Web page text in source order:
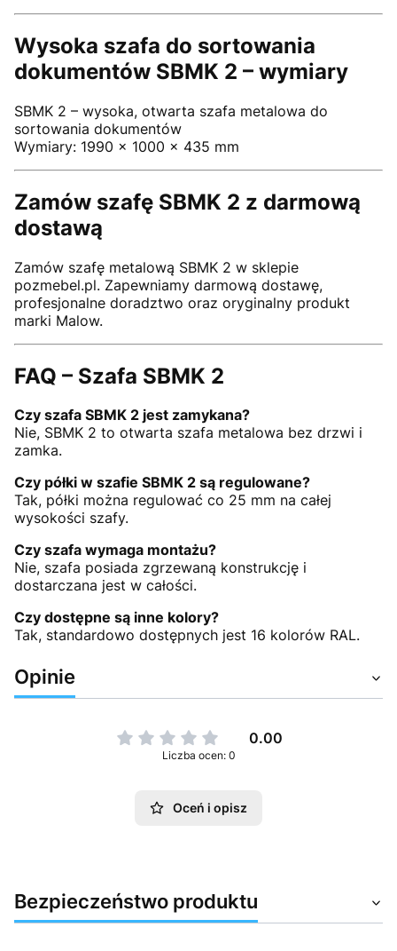
Wysoka szafa do sortowania
dokumentów SBMK 2 – wymiary
SBMK 2 – wysoka, otwarta szafa metalowa do
sortowania dokumentów
Wymiary: 1990 × 1000 × 435 mm
Zamów szafę SBMK 2 z darmową
dostawą
Zamów szafę metalową SBMK 2 w sklepie
pozmebel.pl. Zapewniamy darmową dostawę,
profesjonalne doradztwo oraz oryginalny produkt
marki Malow.
FAQ – Szafa SBMK 2
Czy szafa SBMK 2 jest zamykana?
Nie, SBMK 2 to otwarta szafa metalowa bez drzwi i
zamka.
Czy półki w szafie SBMK 2 są regulowane?
Tak, półki można regulować co 25 mm na całej
wysokości szafy.
Czy szafa wymaga montażu?
Nie, szafa posiada zgrzewaną konstrukcję i
dostarczana jest w całości.
Czy dostępne są inne kolory?
Tak, standardowo dostępnych jest 16 kolorów RAL.
Opinie
0.00
Liczba ocen: 0
Oceń i opisz
Bezpieczeństwo produktu